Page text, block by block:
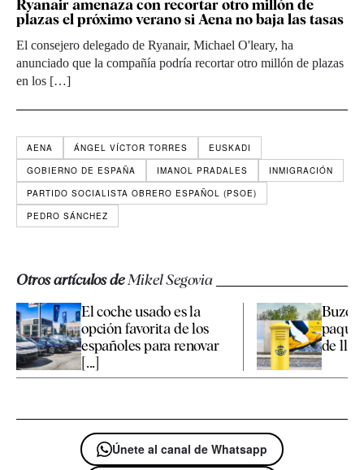
Ryanair amenaza con recortar otro millón de
plazas el próximo verano si Aena no baja las tasas
El consejero delegado de Ryanair, Michael O'leary, ha
anunciado que la compañía podría recortar otro millón de plazas
en los […]
AENA ÁNGEL VÍCTOR TORRES
EUSKADI
GOBIERNO DE ESPAÑA
IMANOL PRADALES
INMIGRACIÓN
PARTIDO SOCIALISTA OBRERO ESPAÑOL (PSOE)
PEDRO SÁNCHEZ
Otros artículos deMikel Segovia
El coche usado es la
opción favorita de los
españoles para renovar
[...]
de
Únete al canal de Whatsapp